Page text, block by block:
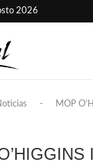
2026
- MOP